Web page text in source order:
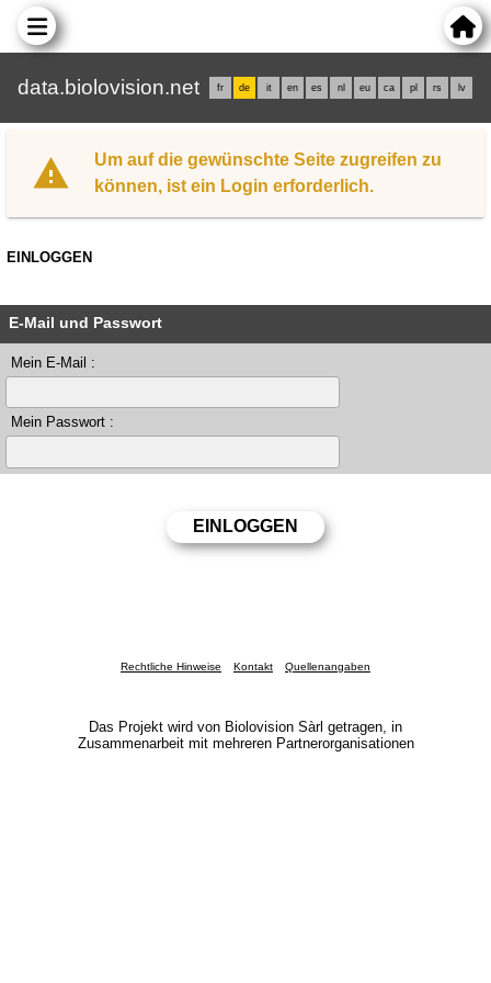
data.biolovision.net fr de it en es nl eu ca pl rs lv
Um auf die gewünschte Seite zugreifen zu
können, ist ein Login erforderlich.
EINLOGGEN
E-Mail und Passwort
Mein E-Mail :
Mein Passwort :
Rechtliche Hinweise Kontakt Quellenangaben
Das Projekt wird von Biolovision Sàrl getragen, in
Zusammenarbeit mit mehreren Partnerorganisationen